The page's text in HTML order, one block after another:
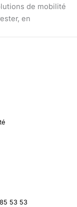
de mobilité
en
53 53